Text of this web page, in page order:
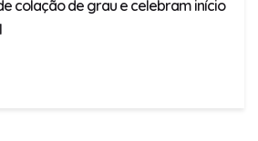
colação de grau e celebram início